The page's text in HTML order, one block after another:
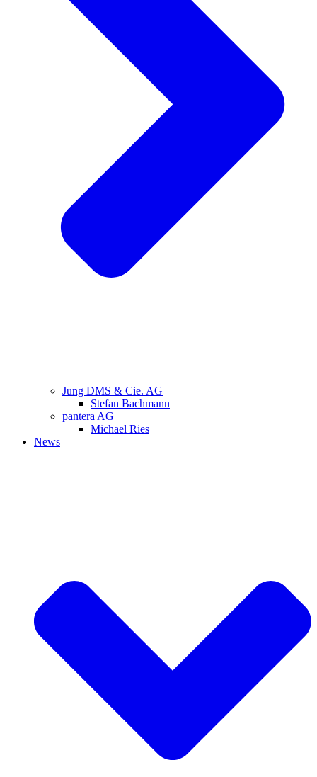
Jung DMS & Cie. AG
Stefan Bachmann
pantera AG
Michael Ries
News